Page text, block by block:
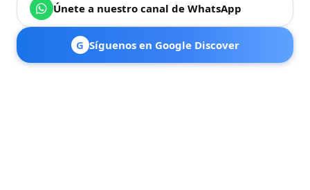
Únete a nuestro canal de WhatsApp
G Síguenos en Google Discover